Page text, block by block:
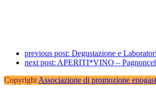
previous post: Degustazione e
next post: APERITI*VINO –
Copyright Associazione di promozione